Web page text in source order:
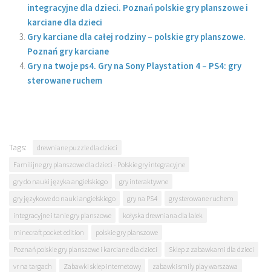
integracyjne dla dzieci. Poznań polskie gry planszowe i
karciane dla dzieci
Gry karciane dla całej rodziny – polskie gry planszowe.
Poznań gry karciane
Gry na twoje ps4. Gry na Sony Playstation 4 – PS4: gry
sterowane ruchem
Tags:
drewniane puzzle dla dzieci
Familijne gry planszowe dla dzieci - Polskie gry integracyjne
gry do nauki języka angielskiego
gry interaktywne
gry językowe do nauki angielskiego
gry na PS4
gry sterowane ruchem
integracyjne i tanie gry planszowe
kołyska drewniana dla lalek
minecraft pocket edition
polskie gry planszowe
Poznań polskie gry planszowe i karciane dla dzieci
Sklep z zabawkami dla dzieci
vr na targach
Zabawki sklep internetowy zabawki smily play warszawa